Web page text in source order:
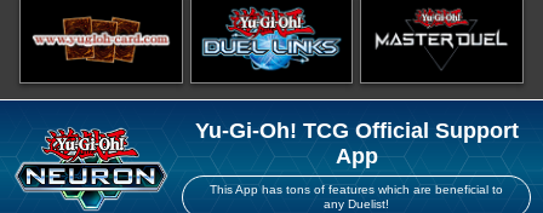
Yu-Gi-Oh! TCG Official Support
App
This App has tons of features which are beneficial to
any Duelist!